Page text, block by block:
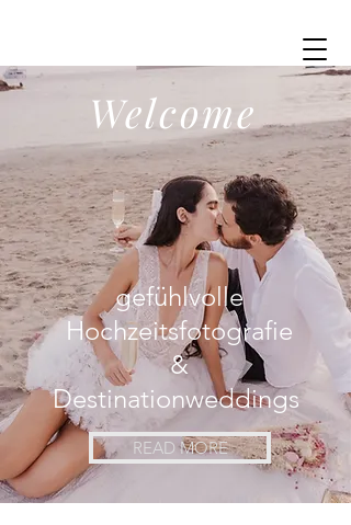
Welcome
gefühlvolle
Hochzeitsfotografie
&
Destinationweddings
READ MORE